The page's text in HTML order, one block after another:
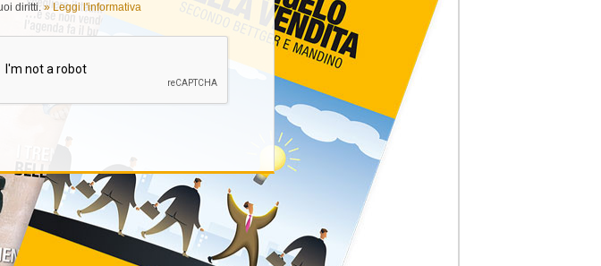
diritti. » Leggi l'informativa